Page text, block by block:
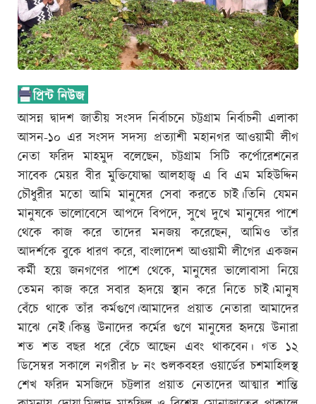
আসন্ন দ্বাদশ জাতীয় সংসদ নির্বাচনে চট্টগ্রাম নির্বাচনী এলাকা
আসন-১০ এর সংসদ সদস্য প্রত্যাশী মহানগর আওয়ামী লীগ
নেতা ফরিদ মাহমুদ বলেছেন, চট্টগ্রাম সিটি কর্পোরেশনের
সাবেক মেয়র বীর মুক্তিযোদ্ধা আলহাজ্ব এ বি এম মহিউদ্দিন
চৌধুরীর মতো আমি মানুষের সেবা করতে চাই।তিনি যেমন
মানুষকে ভালোবেসে আপদে বিপদে, সুখে দুখে মানুষের পাশে
থেকে কাজ করে তাদের মনজয় করেছেন, আমিও তাঁর
আদর্শকে বুকে ধারণ করে, বাংলাদেশ আওয়ামী লীগের একজন
কর্মী হয়ে জনগণের পাশে থেকে, মানুষের ভালোবাসা নিয়ে
তেমন কাজ করে সবার হৃদয়ে স্থান করে নিতে চাই।মানুষ
বেঁচে থাকে তাঁর কর্মগুণে।আমাদের প্রয়াত নেতারা আমাদের
মাঝে নেই।কিন্তু উনাদের কর্মের গুণে মানুষের হৃদয়ে উনারা
শত শত বছর ধরে বেঁচে আছেন এবং থাকবেন। গত ১২
ডিসেম্বর সকালে নগরীর ৮ নং শুলকবহর ওয়ার্ডের চশমাহিলস্থ
শেখ ফরিদ মসজিদে চট্টলার প্রয়াত নেতাদের আত্মার শান্তি